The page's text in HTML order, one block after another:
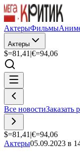
АктерыФильмы
Актеры
$=81,41 |€=94,06
Все новостиЗаказать
$=81,41 |€=94,06
Актеры05.09.2023 в